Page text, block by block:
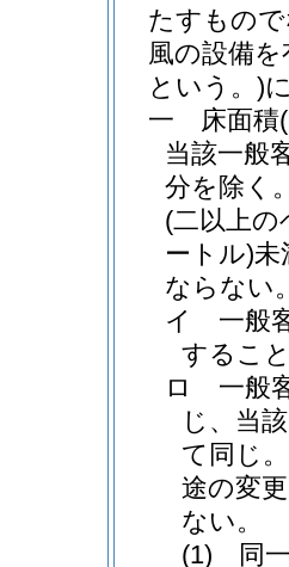
たすもの
風の設備
という。)
一
床面積
当該一般
分を除く
(二以上
ートル)未
ならない
イ
一般
するこ
ロ
一般
じ、当該
て同じ
途の変
ない。
(1)
同